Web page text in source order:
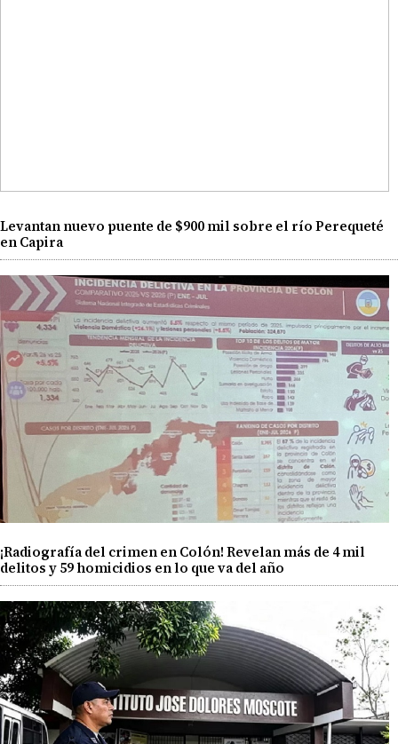
Levantan nuevo puente de $900 mil sobre el río Perequeté
en Capira
¡Radiografía del crimen en Colón! Revelan más de 4 mil
delitos y 59 homicidios en lo que va del año